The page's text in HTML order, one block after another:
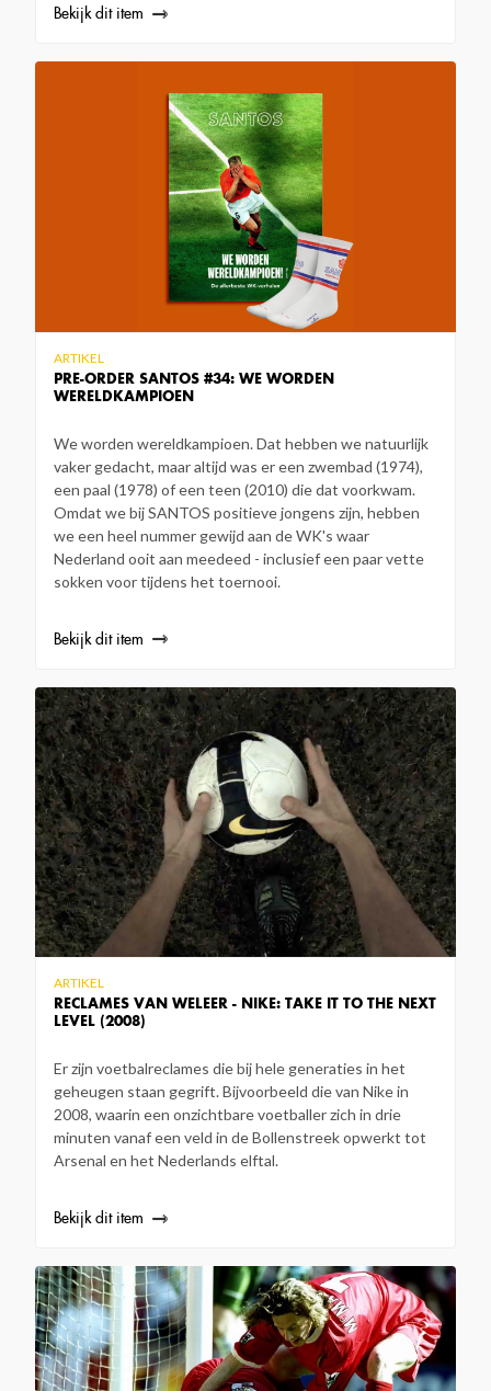
Bekijk dit item
PRE-ORDER SANTOS #34: WE WORDEN
WERELDKAMPIOEN
ARTIKEL
We worden wereldkampioen. Dat hebben we natuurlijk
vaker gedacht, maar altijd was er een zwembad (1974),
een paal (1978) of een teen (2010) die dat voorkwam.
Omdat we bij SANTOS positieve jongens zijn, hebben
we een heel nummer gewijd aan de WK's waar
Nederland ooit aan meedeed - inclusief een paar vette
sokken voor tijdens het toernooi.
Bekijk dit item
RECLAMES VAN WELEER - NIKE: TAKE IT TO THE NEXT
LEVEL (2008)
ARTIKEL
Er zijn voetbalreclames die bij hele generaties in het
geheugen staan gegrift. Bijvoorbeeld die van Nike in
2008, waarin een onzichtbare voetballer zich in drie
minuten vanaf een veld in de Bollenstreek opwerkt tot
Arsenal en het Nederlands elftal.
Bekijk dit item